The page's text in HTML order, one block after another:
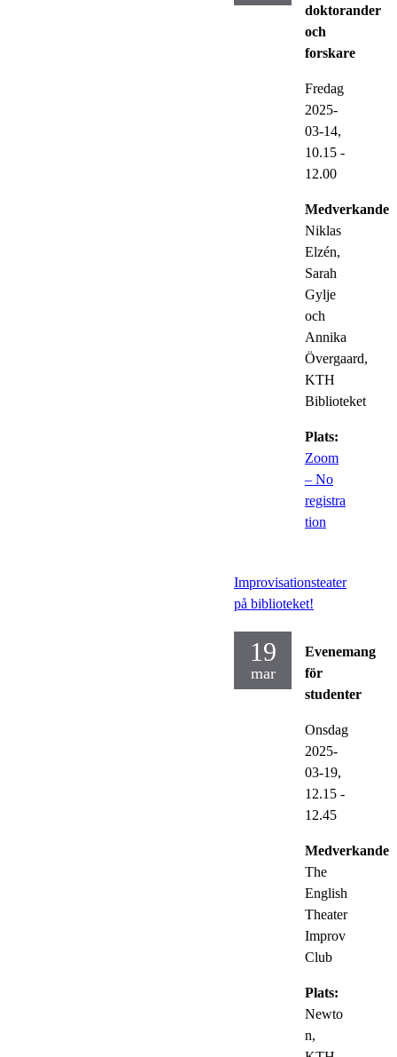
doktorander
och
forskare
Fredag
2025-
03-14,
10.15 -
12.00
Medverkande:
Niklas
Elzén,
Sarah
Gylje
och
Annika
Övergaard,
KTH
Biblioteket
Plats:
Zoom
– No
registra
tion
Improvisationsteater
på biblioteket!
19
mar
Evenemang
för
studenter
Onsdag
2025-
03-19,
12.15 -
12.45
Medverkande:
The
English
Theater
Improv
Club
Plats:
Newto
n,